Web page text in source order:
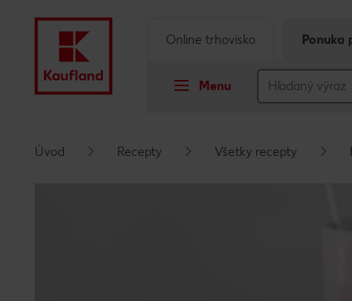
Menu
Online trhovisko Ponuka
Úvod Recepty Všetky recepty